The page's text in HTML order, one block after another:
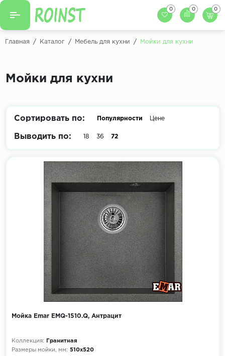
Назад Назад
Мойки для кухни
Декоры фасадов
Декоры обоев под мебель
0 0 0
Главная / Каталог / Мебель для кухни / Мойки для кухни
Мойки для кухни
Сортировать по: Популярности Цене
Выводить по: 18 36 72
Мойка Emar EMQ-1510.Q, Антрацит
Коллекция:
Гранитная
Размеры мойки, мм: 510х520